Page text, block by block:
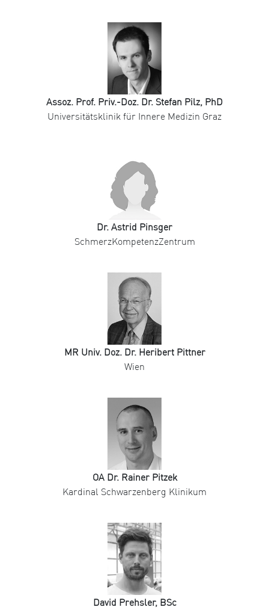
Assoz. Prof. Priv.-Doz. Dr. Stefan Pilz, PhD
Universitätsklinik für Innere Medizin Graz
Dr. Astrid Pinsger
SchmerzKompetenzZentrum
MR Univ. Doz. Dr. Heribert Pittner
Wien
OA Dr. Rainer Pitzek
Kardinal Schwarzenberg Klinikum
David Prehsler, BSc